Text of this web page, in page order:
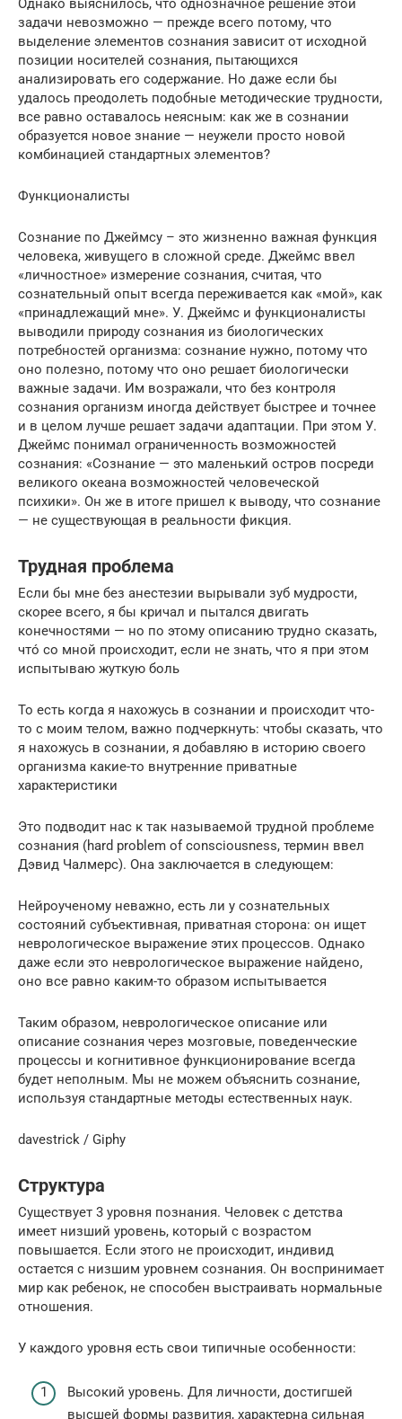
Однако выяснилось, что однозначное решение этой
задачи невозможно — прежде всего потому, что
выделение элементов сознания зависит от исходной
позиции носителей сознания, пытающихся
анализировать его содержание. Но даже если бы
удалось преодолеть подобные методические трудности,
все равно оставалось неясным: как же в сознании
образуется новое знание — неужели просто новой
комбинацией стандартных элементов?
Функционалисты
Сознание по Джеймсу – это жизненно важная функция
человека, живущего в сложной среде. Джеймс ввел
«личностное» измерение сознания, считая, что
сознательный опыт всегда переживается как «мой», как
«принадлежащий мне». У. Джеймс и функционалисты
выводили природу сознания из биологических
потребностей организма: сознание нужно, потому что
оно полезно, потому что оно решает биологически
важные задачи. Им возражали, что без контроля
сознания организм иногда действует быстрее и точнее
и в целом лучше решает задачи адаптации. При этом У.
Джеймс понимал ограниченность возможностей
сознания: «Сознание — это маленький остров посреди
великого океана возможностей человеческой
психики». Он же в итоге пришел к выводу, что сознание
— не существующая в реальности фикция.
Трудная проблема
Если бы мне без анестезии вырывали зуб мудрости,
скорее всего, я бы кричал и пытался двигать
конечностями — но по этому описанию трудно сказать,
чтó со мной происходит, если не знать, что я при этом
испытываю жуткую боль
То есть когда я нахожусь в сознании и происходит что-
то с моим телом, важно подчеркнуть: чтобы сказать, что
я нахожусь в сознании, я добавляю в историю своего
организма какие-то внутренние приватные
характеристики
Это подводит нас к так называемой трудной проблеме
сознания (hard problem of consciousness, термин ввел
Дэвид Чалмерс). Она заключается в следующем:
Нейроученому неважно, есть ли у сознательных
состояний субъективная, приватная сторона: он ищет
неврологическое выражение этих процессов. Однако
даже если это неврологическое выражение найдено,
оно все равно каким-то образом испытывается
Таким образом, неврологическое описание или
описание сознания через мозговые, поведенческие
процессы и когнитивное функционирование всегда
будет неполным. Мы не можем объяснить сознание,
используя стандартные методы естественных наук.
davestrick / Giphy
Структура
Существует 3 уровня познания. Человек с детства
имеет низший уровень, который с возрастом
повышается. Если этого не происходит, индивид
остается с низшим уровнем сознания. Он воспринимает
мир как ребенок, не способен выстраивать нормальные
отношения.
У каждого уровня есть свои типичные особенности:
Высокий уровень. Для личности, достигшей
высшей формы развития, характерна сильная